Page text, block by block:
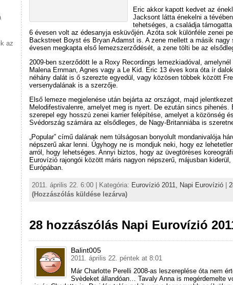
az
Eric akkor kapott kedvet az
Jacksont látta énekelni a
tehetséges, a családja
6 évesen volt az édesanyja esküvőjén. Azóta sok különféle zenei
Backstreet Boyst és Bryan Adamst is. A zene mellett a másik
évesen megkapta első lemezszerződését, a zene tölti be az
2009-ben szerződött le a Roxy Recordings lemezkiadóval,
Malena Ernman, Agnes vagy a Le Kid. Eric 13 éves kora óta ír
néhány dalát is ő szerezte egyedül, vagy közösen többek között
versenydalának is a szerzője.
Első lemeze megjelenése után bejárta az országot, majd
Melodifestivalenre, amelyet meg is nyert. De ezután sincs
szerepel egy hosszú zenei karrier felépítése, amelyet a közönség
Svédország számára az elsődleges, de Nagy-Britanniába is
„Popular” című dalának nem túlságosan bonyolult mondanivalója
népszerű akar lenni. Úgyhogy ne is mondjuk neki, hogy ez
arról, hogy lehetséges. Annyi biztos, hogy az üvegtöréses
Eurovízió rajongói között máris nagyon népszerű, májusban
Európában.
2011. április 22. 6:00 | Kategória: Eurovízió 2011, Napi Eurovízió |
(Hozzászólás küldése lezárva)
28 hozzászólás Napi Eurovízió
Balint005
2011. április 22. péntek at 8:01
Már Charlotte Perelli 2008-as leszereplése óta nem
Svèdeket állandóan… Tavaly Anna is megérdemelte